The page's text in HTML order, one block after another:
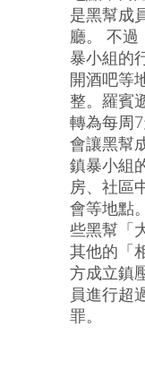
是黑幫成
廳。 不過
暴小組的
開酒吧等
整。羅賓
轉為每周
會讓黑幫
鎮暴小組
房、社區
會等地點
些黑幫「
其他的「
方成立鎮
員進行超
罪。